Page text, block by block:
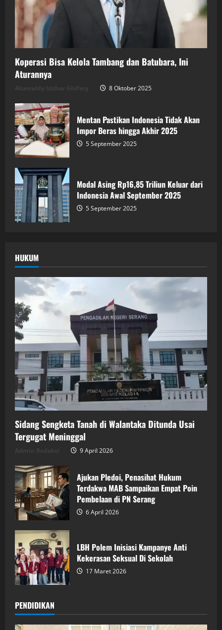
Koperasi Bisa Kelola Tambang dan Batubara, Ini
Aturannya
8 Oktober 2025
Mentan Pastikan Indonesia Tidak Akan
Impor Beras hingga Akhir 2025
5 September 2025
Modal Asing Rp16,85 Triliun Keluar dari
Indonesia Awal September 2025
5 September 2025
HUKUM
Sidang Sengketa Tanah di Walantaka Ditunda Usai
Tergugat Meninggal
9 April 2026
Ajukan Pledoi, Penasihat Hukum
Terdakwa MAB Sampaikan Empat Poin
Pembelaan di PN Serang
6 April 2026
LBH Polem Inisiasi Kampanye Anti
Kekerasan Seksual Di Sekolah
17 Maret 2026
PENDIDIKAN